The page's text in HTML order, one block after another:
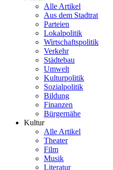
Alle Artikel
Aus dem Stadtrat
Parteien
Lokalpolitik
Wirtschaftspolitik
Verkehr
Städtebau
Umwelt
Kulturpolitik
Sozialpolitik
Bildung
Finanzen
Bürgernähe
Kultur
Alle Artikel
Theater
Film
Musik
Literatur